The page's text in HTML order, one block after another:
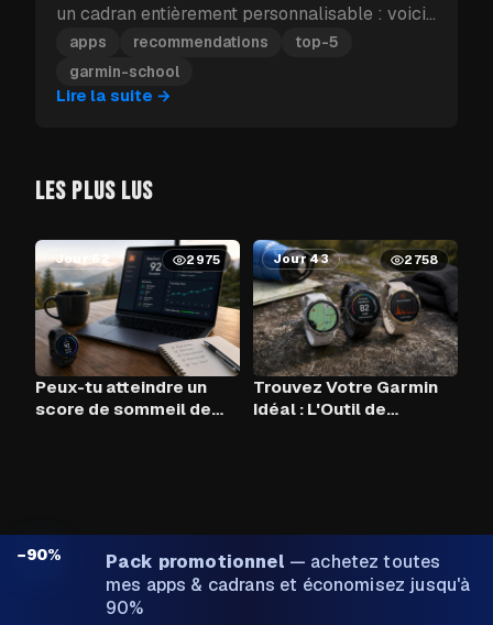
un cadran entièrement personnalisable : voici
les cinq apps Garmin à installer en premier.
apps recommendations
top-5
garmin-school
Lire la suite →
LES PLUS LUS
Jour 62 2975
Peux-tu atteindre un
score de sommeil de
Jour 43 2758
Trouvez Votre Garmin
Idéal : L'Outil de
−90% Pack promotionnel — achetez toutes
mes apps & cadrans et économisez jusqu'à
90%